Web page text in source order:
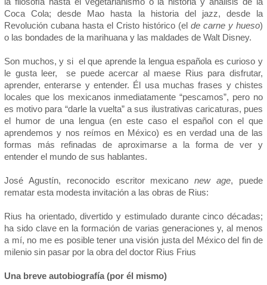
Coca Cola; desde Mao hasta la historia del jazz, desde la
Revolución cubana hasta el Cristo histórico (el de carne y hueso)
o las bondades de la marihuana y las maldades de Walt Disney.
Son muchos, y si el que aprende la lengua española es curioso y
le gusta leer, se puede acercar al maese Rius para disfrutar,
aprender, enterarse y entender. Él usa muchas frases y chistes
locales que los mexicanos inmediatamente “pescamos”, pero no
es motivo para “darle la vuelta” a sus ilustrativas caricaturas, pues
el humor de una lengua (en este caso el español con el que
aprendemos y nos reímos en México) es en verdad una de las
formas más refinadas de aproximarse a la forma de ver y
entender el mundo de sus hablantes.
José Agustín, reconocido escritor mexicanonew age, puede
rematar esta modesta invitación a las obras de Rius:
Rius ha orientado, divertido y estimulado durante cinco décadas;
ha sido clave en la formación de varias generaciones y, al menos
a mí, no me es posible tener una visión justa del México del fin de
milenio sin pasar por la obra del doctor Rius Frius
Una breve autobiografía (por él mismo)